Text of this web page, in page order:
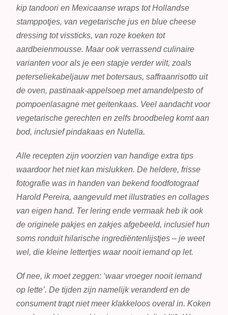
kip tandoori en Mexicaanse wraps tot Hollandse
stamppotjes, van vegetarische jus en blue cheese
dressing tot vissticks, van roze koeken tot
aardbeienmousse. Maar ook verrassend culinaire
varianten voor als je een stapje verder wilt, zoals
peterseliekabeljauw met botersaus, saffraanrisotto uit
de oven, pastinaak-appelsoep met amandelpesto of
pompoenlasagne met geitenkaas. Veel aandacht voor
vegetarische gerechten en zelfs broodbeleg komt aan
bod, inclusief pindakaas en Nutella.
Alle recepten zijn voorzien van handige extra tips
waardoor het niet kan mislukken. De heldere, frisse
fotografie was in handen van bekend foodfotograaf
Harold Pereira, aangevuld met illustraties en collages
van eigen hand. Ter lering ende vermaak heb ik ook
de originele pakjes en zakjes afgebeeld, inclusief hun
soms ronduit hilarische ingrediëntenlijstjes – je weet
wel, die kleine lettertjes waar nooit iemand op let.
Of nee, ik moet zeggen: ‘waar vroeger nooit iemand
op lette’. De tijden zijn namelijk veranderd en de
consument trapt niet meer klakkeloos overal in. Koken